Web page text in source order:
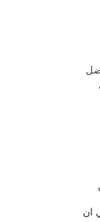
ان